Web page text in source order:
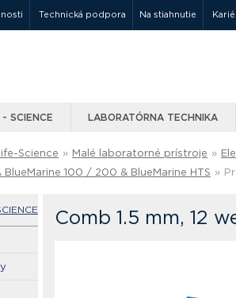
Technická podpora Na stiahnutie
- SCIENCE LABORATÓRNA TECHNIKA
Science » Malé laboratorné prístroje »
BlueMarine 100 / 200 & BlueMarine HTS »
Comb 1.5 mm, 12